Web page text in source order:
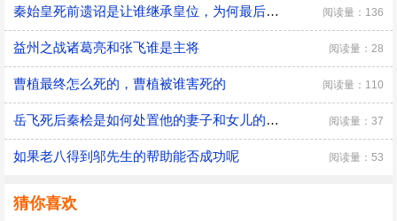
秦始皇死前遗诏是让谁继承皇位，为何最后是胡亥继位 阅读量：136
益州之战诸葛亮和张飞谁是主将 阅读量：28
曹植最终怎么死的，曹植被谁害死的 阅读量：110
​岳飞死后秦桧是如何处置他的妻子和女儿的，秦桧怎么处置岳飞家人的 阅读量：37
如果老八得到邬先生的帮助能否成功呢 阅读量：53
猜你喜欢